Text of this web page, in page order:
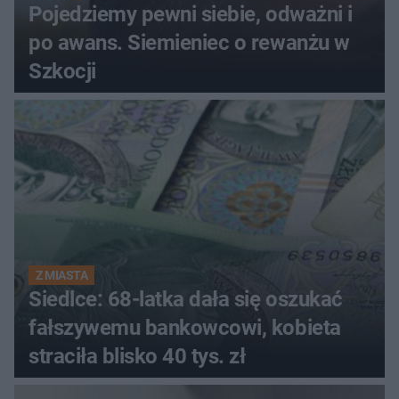
Pojedziemy pewni siebie, odważni i
po awans. Siemieniec o rewanżu w
Szkocji
Z MIASTA
Siedlce: 68-latka dała się oszukać
fałszywemu bankowcowi, kobieta
straciła blisko 40 tys. zł